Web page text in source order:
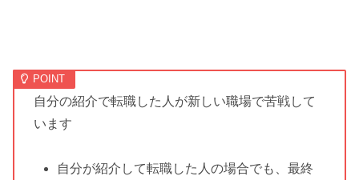
自分の紹介で転職した人が新しい職場で苦戦して
います
自分が紹介して転職した人の場合でも、最終